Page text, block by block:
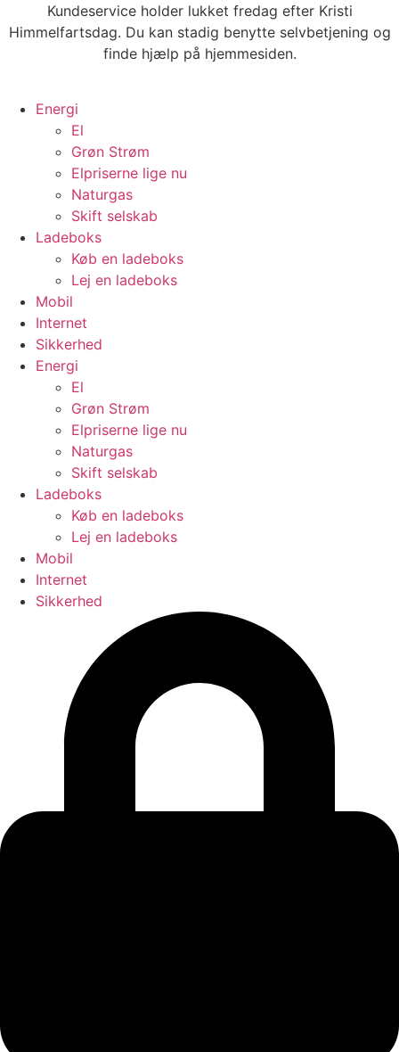
til
Kundeservice holder lukket fredag efter Kristi
Himmelfartsdag. Du kan stadig benytte selvbetjening og
finde hjælp på hjemmesiden.
Energi
El
Grøn Strøm
Elpriserne lige nu
Naturgas
Skift selskab
Ladeboks
Køb en ladeboks
Lej en ladeboks
Mobil
Internet
Sikkerhed
Energi
El
Grøn Strøm
Elpriserne lige nu
Naturgas
Skift selskab
Ladeboks
Køb en ladeboks
Lej en ladeboks
Mobil
Internet
Sikkerhed